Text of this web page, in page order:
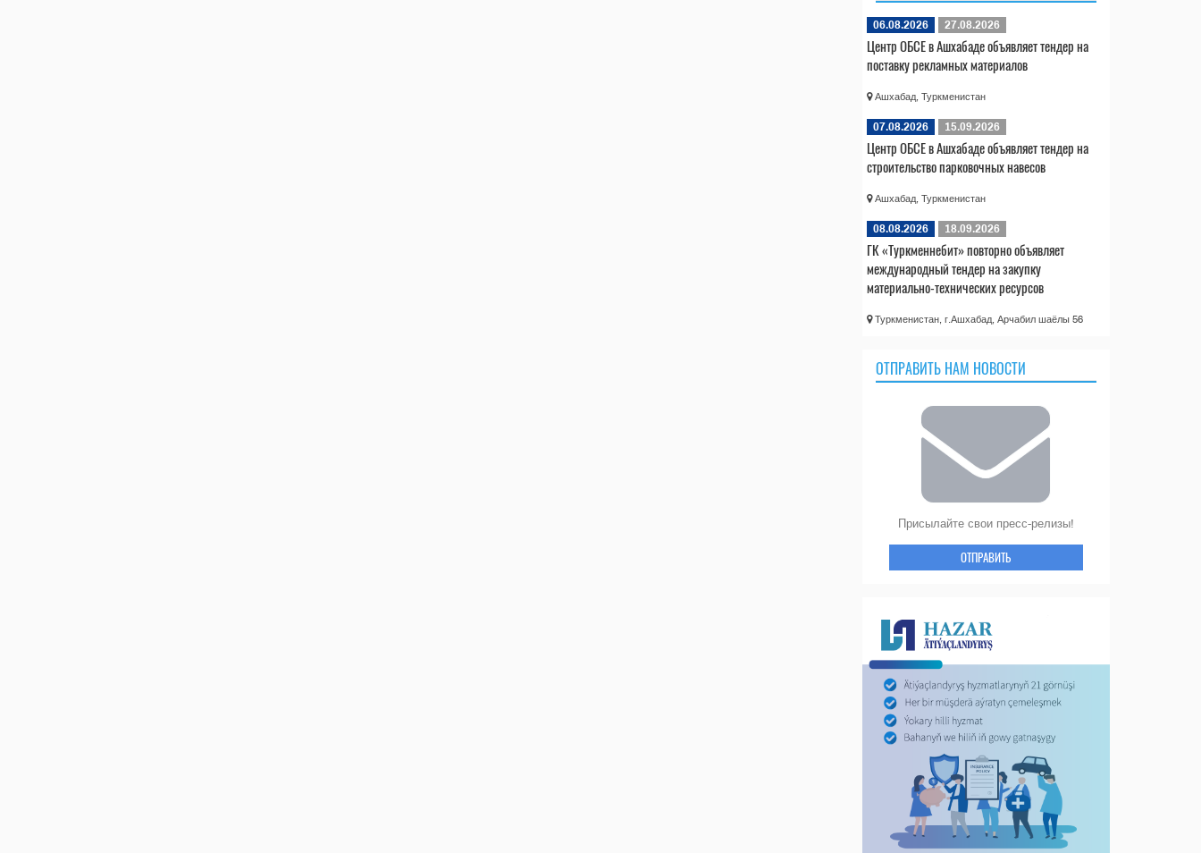
06.08.2026 27.08.2026
Центр ОБСЕ в Ашхабаде объявляет тендер на
поставку рекламных материалов
Ашхабад, Туркменистан
07.08.2026 15.09.2026
Центр ОБСЕ в Ашхабаде объявляет тендер на
строительство парковочных навесов
Ашхабад, Туркменистан
08.08.2026 18.09.2026
ГК «Туркменнебит» повторно объявляет
международный тендер на закупку
материально-технических ресурсов
Туркменистан, г.Ашхабад, Арчабил шаёлы 56
ОТПРАВИТЬ НАМ НОВОСТИ
Присылайте свои пресс-релизы!
ОТПРАВИТЬ